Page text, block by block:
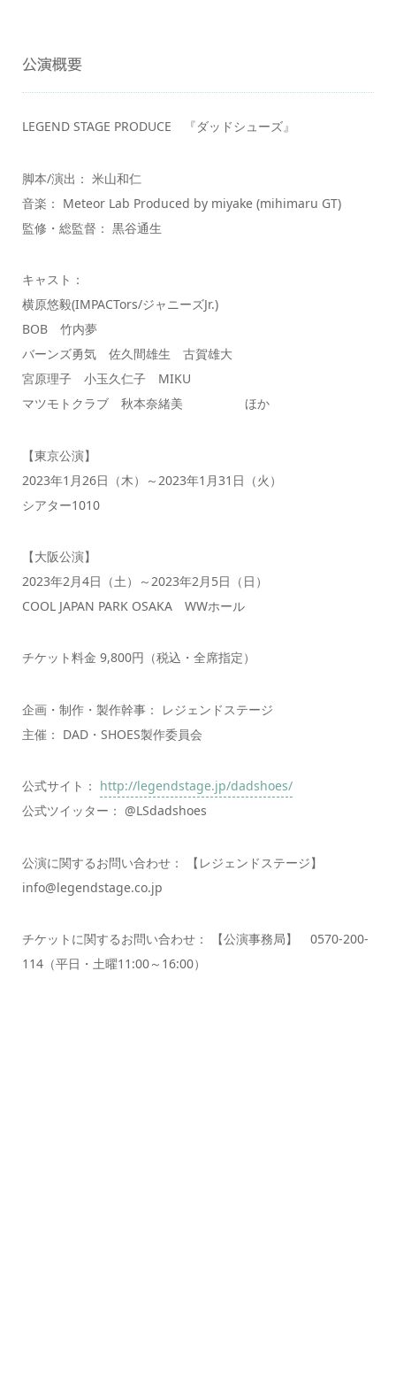
公演概要
LEGEND STAGE PRODUCE 『ダッドシューズ』
脚本/演出： 米山和仁
音楽： Meteor Lab Produced by miyake (mihimaru GT)
監修・総監督： 黒谷通生
キャスト：
横原悠毅(IMPACTors/ジャニーズJr.)
BOB 竹内夢
バーンズ勇気 佐久間雄生 古賀雄大
宮原理子 小玉久仁子 MIKU
マツモトクラブ 秋本奈緒美 ほか
【東京公演】
2023年1月26日（木）～2023年1月31日（火）
シアター1010
【大阪公演】
2023年2月4日（土）～2023年2月5日（日）
COOL JAPAN PARK OSAKA WWホール
チケット料金 9,800円（税込・全席指定）
企画・制作・製作幹事： レジェンドステージ
主催： DAD・SHOES製作委員会
公式サイト： http://legendstage.jp/dadshoes/
公式ツイッター： @LSdadshoes
公演に関するお問い合わせ： 【レジェンドステージ】
info@legendstage.co.jp
チケットに関するお問い合わせ： 【公演事務局】 0570-200-
114（平日・土曜11:00～16:00）